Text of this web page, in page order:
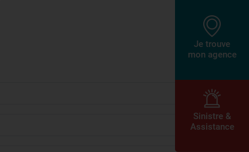
Je trouve
mon agence
Sinistre &
Assistance